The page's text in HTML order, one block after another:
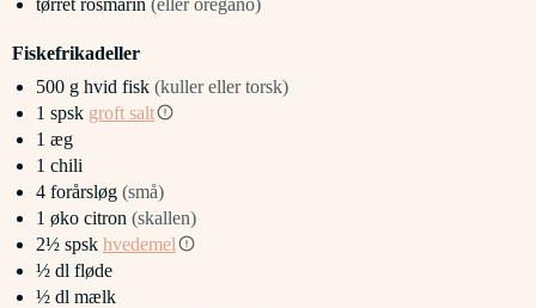
Fiskefrikadeller
500 g hvid fisk (kuller eller torsk)
1 spsk groft salt
1 æg
1 chili
4 forårsløg (små)
1 øko citron (skallen)
2½ spsk hvedemel
½ dl fløde
½ dl mælk